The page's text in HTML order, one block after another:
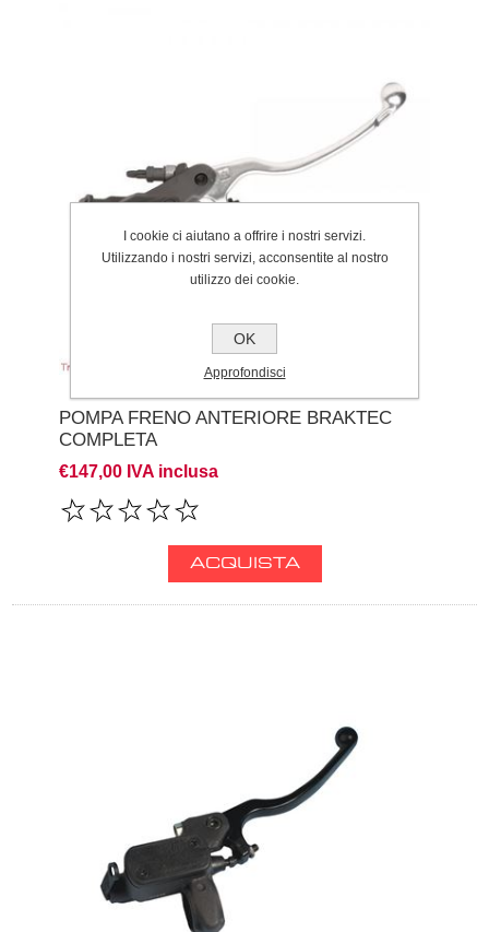
POMPA FRENO ANTERIORE BRAKTEC
COMPLETA
€147,00 IVA inclusa
I cookie ci aiutano a offrire i nostri servizi.
Utilizzando i nostri servizi, acconsentite al nostro
utilizzo dei cookie.
OK
Approfondisci